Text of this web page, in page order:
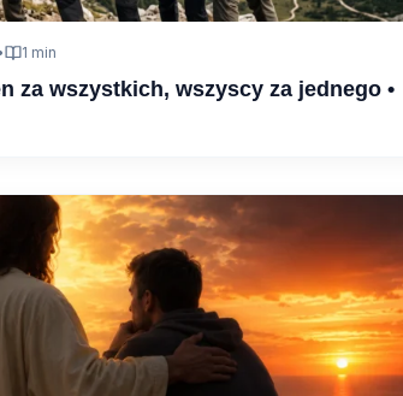
1 min
za wszystkich, wszyscy za jednego •